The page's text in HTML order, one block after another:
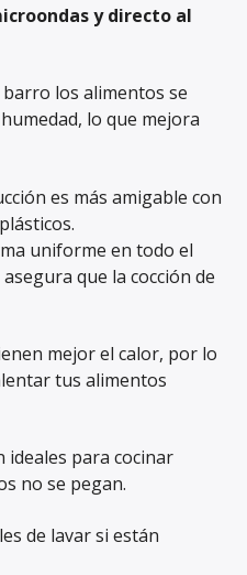
y directo al
los alimentos se
lo que mejora
es más amigable con
uniforme en todo el
que la cocción de
mejor el calor, por lo
tus alimentos
ideales para cocinar
no se pegan.
de lavar si están